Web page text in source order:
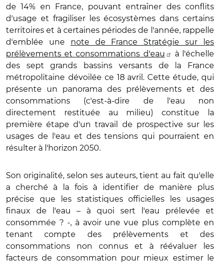
de 14% en France, pouvant entraîner des conflits
d'usage et fragiliser les écosystèmes dans certains
territoires et à certaines périodes de l'année, rappelle
d'emblée une note de France Stratégie sur les
prélèvements et consommations d'eau
à l'échelle
des sept grands bassins versants de la France
métropolitaine dévoilée ce 18 avril. Cette étude, qui
présente un panorama des prélèvements et des
consommations (c'est-à-dire de l'eau non
directement restituée au milieu) constitue la
première étape d'un travail de prospective sur les
usages de l'eau et des tensions qui pourraient en
résulter à l'horizon 2050.
Son originalité, selon ses auteurs, tient au fait qu'elle
a cherché à la fois à identifier de manière plus
précise que les statistiques officielles les usages
finaux de l'eau – à quoi sert l'eau prélevée et
consommée ? -, à avoir une vue plus complète en
tenant compte des prélèvements et des
consommations non connus et à réévaluer les
facteurs de consommation pour mieux estimer le